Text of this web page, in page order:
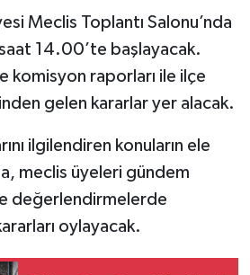
Meclis Toplantı Salonu’nda
14.00’te başlayacak.
komisyon raporları ile ilçe
gelen kararlar yer alacak.
ilgilendiren konuların ele
meclis üyeleri gündem
değerlendirmelerde
oylayacak.